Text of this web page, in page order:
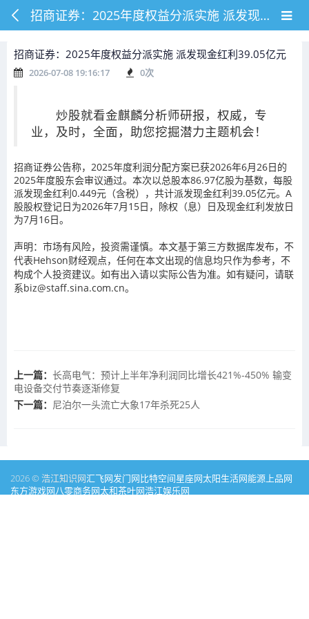
招商证券：2025年度权益分派实施 派发现金红利39.05亿元
招商证券：2025年度权益分派实施 派发现金红利39.05亿元
2026-07-08 19:16:17 0次
炒股就看金麒麟分析师研报，权威，专
业，及时，全面，助您挖掘潜力主题机会！
招商证券公告称，2025年度利润分配方案已获2026年6月26日的
2025年度股东会审议通过。本次以总股本86.97亿股为基数，每股
派发现金红利0.449元（含税），共计派发现金红利39.05亿元。A
股股权登记日为2026年7月15日，除权（息）日及现金红利发放日
为7月16日。
声明：市场有风险，投资需谨慎。本文基于第三方数据库发布，不
代表Hehson财经观点，任何在本文出现的信息均只作为参考，不
构成个人投资建议。如有出入请以实际公告为准。如有疑问，请联
系biz@staff.sina.com.cn。
上一篇： 长高电气：预计上半年净利润同比增长421%-450% 输变
电设备交付节奏逐渐修复
下一篇： 尼泊尔一头流亡大象17年杀死25人
2026 © 浩江知识网汇飞网发门网比特空间星座网太阳生活网能源 上品网
东方游戏网八零商务网太和茶叶网浩江娱乐网